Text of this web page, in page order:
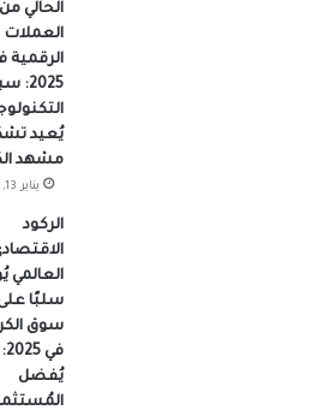
الحالي من
العملات
الرقمية
2025:
يُعيد
مشهد
يناير 13, 2025
الركود
العالمي
سلبًا
سوق
يُفضل